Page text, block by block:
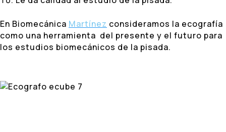
En Biomecánica Martínez consideramos la ecografía
como una herramienta del presente y el futuro para
los estudios biomecánicos de la pisada.